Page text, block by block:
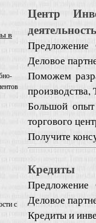
в
с
Центр
деятельность
Предложение
Деловое
Поможем
Большой опыт
торгового
Получите
Кредиты
Предложение
Деловое
Кредиты и